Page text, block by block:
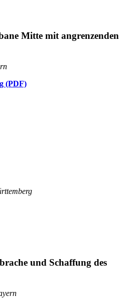
Mitte mit angrenzenden
(PDF)
und Schaffung des